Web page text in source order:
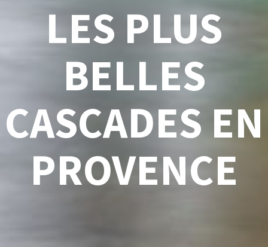
LES PLUS
BELLES
CASCADES EN
PROVENCE